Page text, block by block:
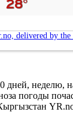
delivered by
дней, неделю,
погоды